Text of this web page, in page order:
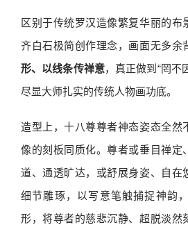
区别于传统罗汉造像繁复华丽的布
齐白石极简创作理念，画面无多余
形、以线条传禅意，真正做到“罔不
尽显大师扎实的传统人物画功底。
造型上，十八尊尊者神态姿态全然
像的刻板同质化。尊者或垂目禅定
道、通透旷达，或舒展身姿、自在
细节雕琢，以写意笔触捕捉神韵
形，将尊者的慈悲沉静、超脱淡然